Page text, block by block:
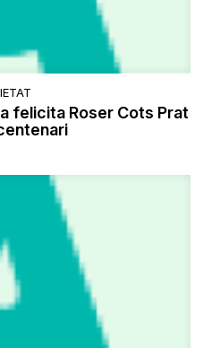
felicita Roser Cots Prat